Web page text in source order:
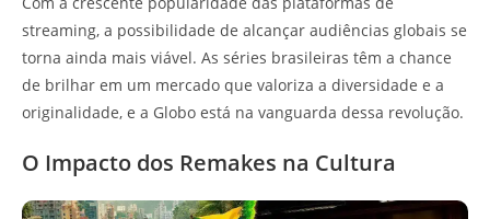
streaming, a possibilidade de alcançar audiências globais se
torna ainda mais viável. As séries brasileiras têm a chance
de brilhar em um mercado que valoriza a diversidade e a
originalidade, e a Globo está na vanguarda dessa revolução.
O Impacto dos Remakes na Cultura